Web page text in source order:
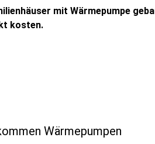
mit Wärmepumpe
kosten.
Wärmepumpen